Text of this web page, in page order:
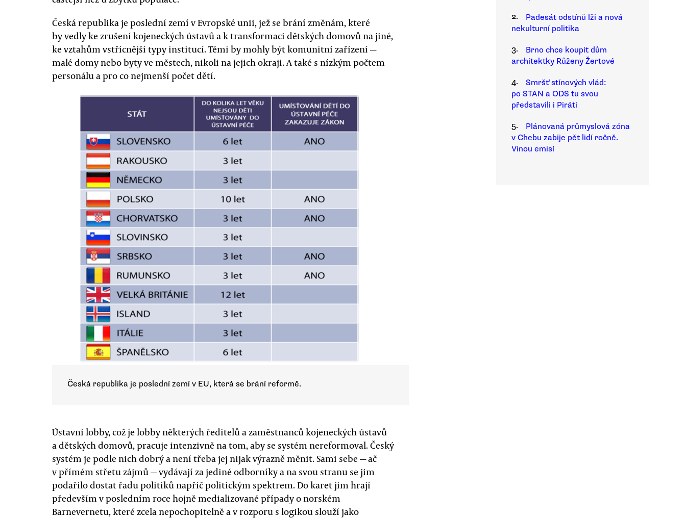
Česká republika je poslední zemí v Evropské unii, jež se brání změnám, které
by vedly ke zrušení kojeneckých ústavů a k transformaci dětských domovů na jiné,
ke vztahům vstřícnější typy institucí. Těmi by mohly být komunitní zařízení —
malé domy nebo byty ve městech, nikoli na jejich okraji. A také s nízkým počtem
personálu a pro co nejmenší počet dětí.
Česká republika je poslední zemí v EU, která se brání reformě.
Ústavní lobby, což je lobby některých ředitelů a zaměstnanců kojeneckých ústavů
a dětských domovů, pracuje intenzivně na tom, aby se systém nereformoval. Český
systém je podle nich dobrý a není třeba jej nijak výrazně měnit. Sami sebe — ač
v přímém střetu zájmů — vydávají za jediné odborníky a na svou stranu se jim
podařilo dostat řadu politiků napříč politickým spektrem. Do karet jim hrají
především v posledním roce hojně medializované případy o norském
Barnevernetu, které zcela nepochopitelně a v rozporu s logikou slouží jako
2.
Padesát odstínů lži a nová
nekulturní politika
3.
Brno chce koupit dům
architektky Růženy Žertové
4.
Smršť stínových vlád:
po STAN a ODS tu svou
představili i Piráti
5.
Plánovaná průmyslová zóna
v Chebu zabije pět lidí ročně.
Vinou emisí